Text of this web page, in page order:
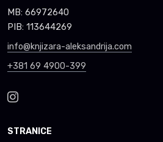
MB: 66972640
PIB: 113644269
info@knjizara-aleksandrija.com
+381 69 4900-399
STRANICE